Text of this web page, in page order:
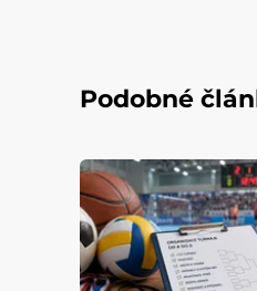
Podobné